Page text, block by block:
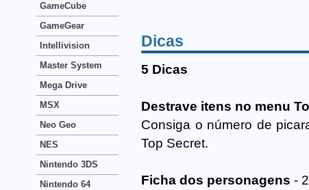
Dicas
5 Dicas
Destrave itens no menu
Consiga o número de
Top Secret.
Ficha dos personagens -
GameCube
GameGear
Intellivision
Master System
Mega Drive
MSX
Neo Geo
NES
Nintendo 3DS
Nintendo 64